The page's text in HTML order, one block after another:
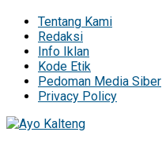
Tentang Kami
Redaksi
Info Iklan
Kode Etik
Pedoman Media Siber
Privacy Policy